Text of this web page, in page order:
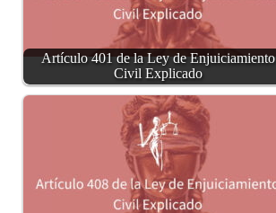
Artículo 401 de la Ley de Enjuiciamiento
Civil Explicado